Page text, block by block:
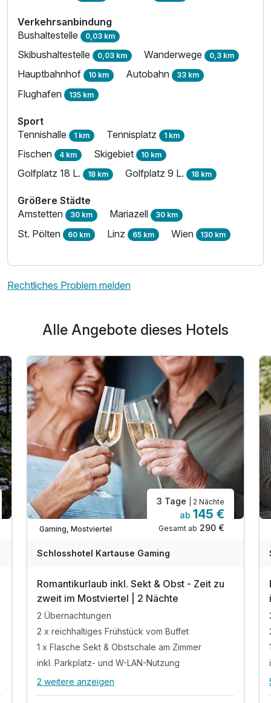
Verkehrsanbindung
Bushaltestelle 0,03 km
Skibushaltestelle 0,03 km Wanderwege 0,3 km
Hauptbahnhof 10 km Autobahn 33 km
Flughafen 135 km
Sport
Tennishalle 1 km Tennisplatz 1 km
Fischen 4 km Skigebiet 10 km
Golfplatz 18 L. 18 km Golfplatz 9 L. 18 km
Größere Städte
Amstetten 30 km Mariazell 30 km
St. Pölten 60 km Linz 65 km Wien 130 km
Rechtliches Problem melden
Alle Angebote dieses Hotels
Gaming, Mostviertel
3 Tage | 2 Nächte
ab 145 €
Gesamt ab 290 €
Schlosshotel Kartause Gaming
Romantikurlaub inkl. Sekt & Obst - Zeit zu
zweit im Mostviertel | 2 Nächte
2 Übernachtungen
2 x reichhaltiges Frühstück vom Buffet
1 x Flasche Sekt & Obstschale am Zimmer
inkl. Parkplatz- und W-LAN-Nutzung
Alle Inklusivleistungen
2 weitere anzeigen